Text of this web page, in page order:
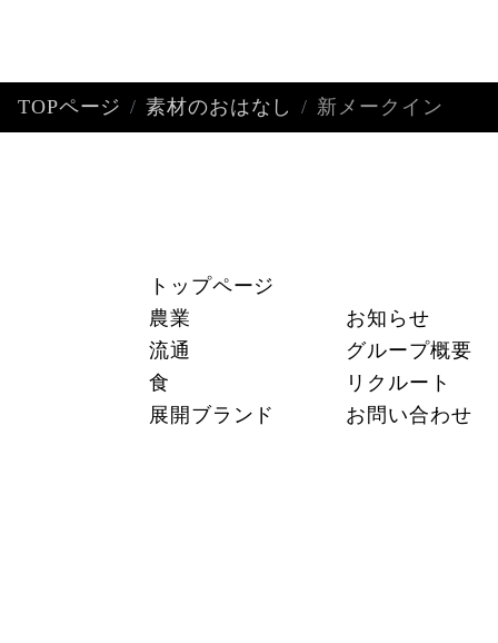
TOPページ 素材のおはなし 新メークイン
トップページ
農業
流通
食
展開ブランド
お知らせ
グループ概要
リクルート
お問い合わせ